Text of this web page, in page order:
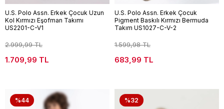
U.S. Polo Assn. Erkek Çocuk Uzun
Kol Kırmızı Eşofman Takımı
US2201-C-V1
2.999,99 TL
1.709,99 TL
U.S. Polo Assn. Erkek Çocuk
Pigment Baskılı Kırmızı Bermuda
Takım US1027-C-V-2
1.599,98 TL
683,99 TL
%44 %32